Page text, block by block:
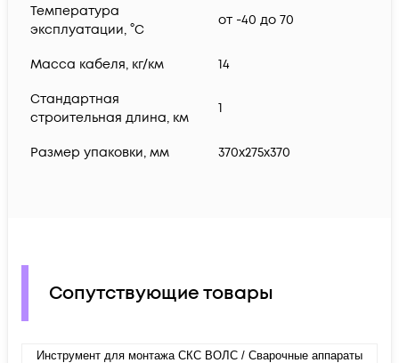
Температура
эксплуатации, °C
от -40 до 70
Масса кабеля, кг/км 14
Стандартная
строительная длина, км
1
Размер упаковки, мм 370х275х370
Сопутствующие товары
Инструмент для монтажа СКС ВОЛС / Сварочные аппараты